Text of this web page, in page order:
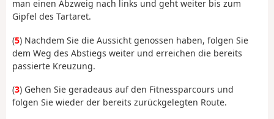
man einen Abzweig nach links und geht weiter bis zum
Gipfel des Tartaret.
(5) Nachdem Sie die Aussicht genossen haben, folgen Sie
dem Weg des Abstiegs weiter und erreichen die bereits
passierte Kreuzung.
(3) Gehen Sie geradeaus auf den Fitnessparcours und
folgen Sie wieder der bereits zurückgelegten Route.